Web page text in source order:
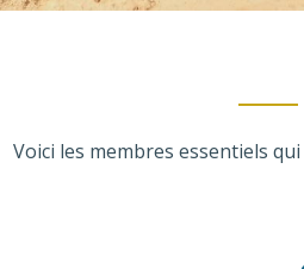
Voici les membres essentiels